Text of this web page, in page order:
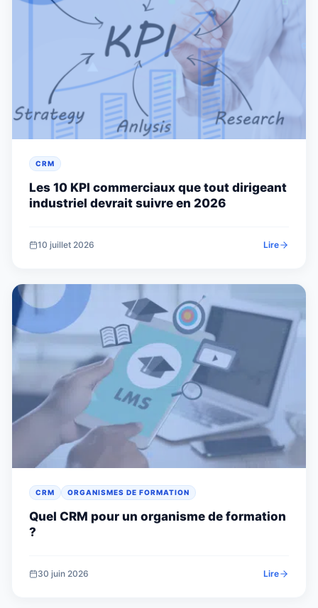
CRM
Les 10 KPI commerciaux que tout dirigeant
industriel devrait suivre en 2026
10 juillet 2026 Lire
CRM ORGANISMES DE FORMATION
Quel CRM pour un organisme de formation
?
30 juin 2026 Lire